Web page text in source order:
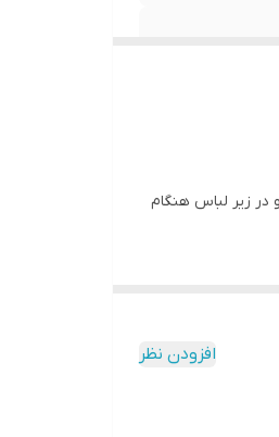
و در زیر لباس هنگام
و خارجی شامل :
افزودن نظر